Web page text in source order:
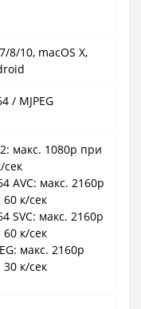
8/10, macOS X,
/ MJPEG
макс. 1080p при
сек
AVC: макс. 2160p
к/сек
SVC: макс. 2160p
к/сек
макс. 2160p
к/сек